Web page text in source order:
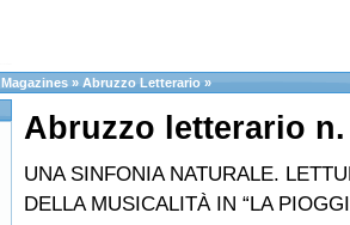
Magazines » Abruzzo Letterario »
Abruzzo letterario n.
UNA SINFONIA NATURALE.
DELLA MUSICALITÀ IN “LA